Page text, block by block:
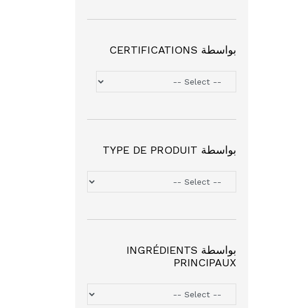
بواسطة CERTIFICATIONS
بواسطة TYPE DE PRODUIT
بواسطة INGRÉDIENTS
PRINCIPAUX